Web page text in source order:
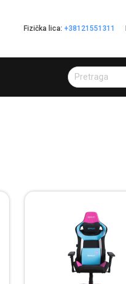
Fizička lica: +38121551311